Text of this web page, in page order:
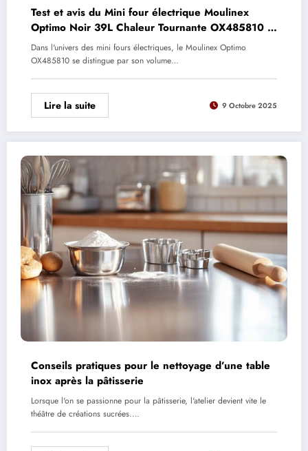
Test et avis du Mini four électrique Moulinex
Optimo Noir 39L Chaleur Tournante OX485810 :
cuisson homogène et performances au rendez-
vous
Dans l'univers des mini fours électriques, le Moulinex Optimo
OX485810 se distingue par son volume…
Lire la suite 9 Octobre 2025
Conseils pratiques pour le nettoyage d’une table
inox après la pâtisserie
Lorsque l'on se passionne pour la pâtisserie, l'atelier devient vite le
théâtre de créations sucrées.…